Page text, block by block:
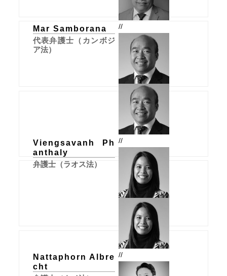
Mar Samborana
代表弁護士（カンボジ
ア法）
//
Viengsavanh Ph
anthaly
弁護士（ラオス法）
//
Nattaphorn Albre
cht
//